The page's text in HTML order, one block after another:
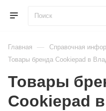
Главная — Справочная
Товары бренда Cookiepad в
Товары
Cookiepad в